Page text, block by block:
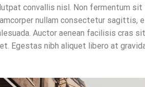
convallis nisl. Non fermentum
nullam consectetur sagittis,
Auctor aenean facilisis cras
Egestas nibh aliquet libero at